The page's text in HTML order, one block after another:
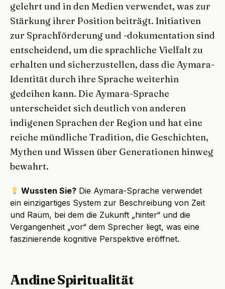
gelehrt und in den Medien verwendet, was zur
Stärkung ihrer Position beiträgt. Initiativen
zur Sprachförderung und -dokumentation sind
entscheidend, um die sprachliche Vielfalt zu
erhalten und sicherzustellen, dass die Aymara-
Identität durch ihre Sprache weiterhin
gedeihen kann. Die Aymara-Sprache
unterscheidet sich deutlich von anderen
indigenen Sprachen der Region und hat eine
reiche mündliche Tradition, die Geschichten,
Mythen und Wissen über Generationen hinweg
bewahrt.
Wussten Sie? Die Aymara-Sprache verwendet
ein einzigartiges System zur Beschreibung von Zeit
und Raum, bei dem die Zukunft „hinter“ und die
Vergangenheit „vor“ dem Sprecher liegt, was eine
faszinierende kognitive Perspektive eröffnet.
Andine Spiritualität